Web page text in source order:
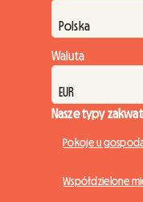
Waluta
Nasze typy
Pokoje u
Współdzielone